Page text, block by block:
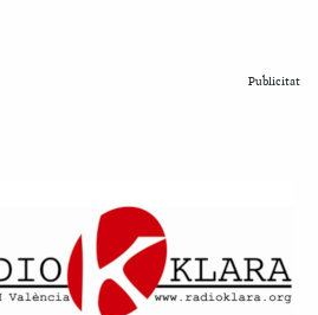
Publicitat